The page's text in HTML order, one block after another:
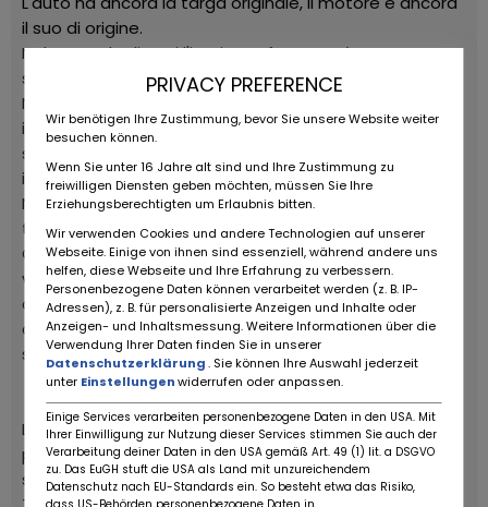
il suo di origine.
Nel corso degli anni l'impianto frenante è stato
sostituito convertendolo in idraulico.
Nel 2019 la vettura è stata sottoposta a un
importante intervento di manutenzione e il motore è
stato completamente revisionato da uno specialista
in Italia.
Nel giugno 2024 la vettura è stata nuovamente
tagliandata per prepararla alla Vernasca Silver Flag.
Questa è una rara opportunità di possedere un'auto
veramente da collezione con una storia ben
documentata e forse una delle Alfa Romeo più
collezionabili che hanno ispirato Enzo Ferrari a creare il
suo leggendario impero.
L'Alfa Romeo 6C 1750 è stata uno dei modelli più
popolari prodotti dall'Alfa e ha avuto un grande
successo anche nelle competizioni per tutti gli anni
PRIVACY PREFERENCE
Wir benötigen Ihre Zustimmung, bevor Sie unsere Website weiter
besuchen können.
Wenn Sie unter 16 Jahre alt sind und Ihre Zustimmung zu
freiwilligen Diensten geben möchten, müssen Sie Ihre
Erziehungsberechtigten um Erlaubnis bitten.
Wir verwenden Cookies und andere Technologien auf unserer
Webseite. Einige von ihnen sind essenziell, während andere uns
helfen, diese Webseite und Ihre Erfahrung zu verbessern.
Personenbezogene Daten können verarbeitet werden (z. B. IP-
Adressen), z. B. für personalisierte Anzeigen und Inhalte oder
Anzeigen- und Inhaltsmessung. Weitere Informationen über die
Verwendung Ihrer Daten finden Sie in unserer
Datenschutzerklärung. Sie können Ihre Auswahl jederzeit
unter Einstellungenwiderrufen oder anpassen.
Einige Services verarbeiten personenbezogene Daten in den USA. Mit
Ihrer Einwilligung zur Nutzung dieser Services stimmen Sie auch der
Verarbeitung deiner Daten in den USA gemäß Art. 49 (1) lit. a DSGVO
zu. Das EuGH stuft die USA als Land mit unzureichendem
Datenschutz nach EU-Standards ein. So besteht etwa das Risiko,
dass US-Behörden personenbezogene Daten in